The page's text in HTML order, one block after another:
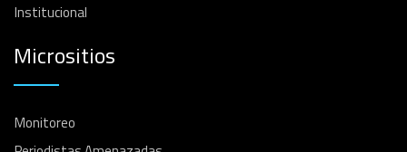
Institucional
Micrositios
Monitoreo